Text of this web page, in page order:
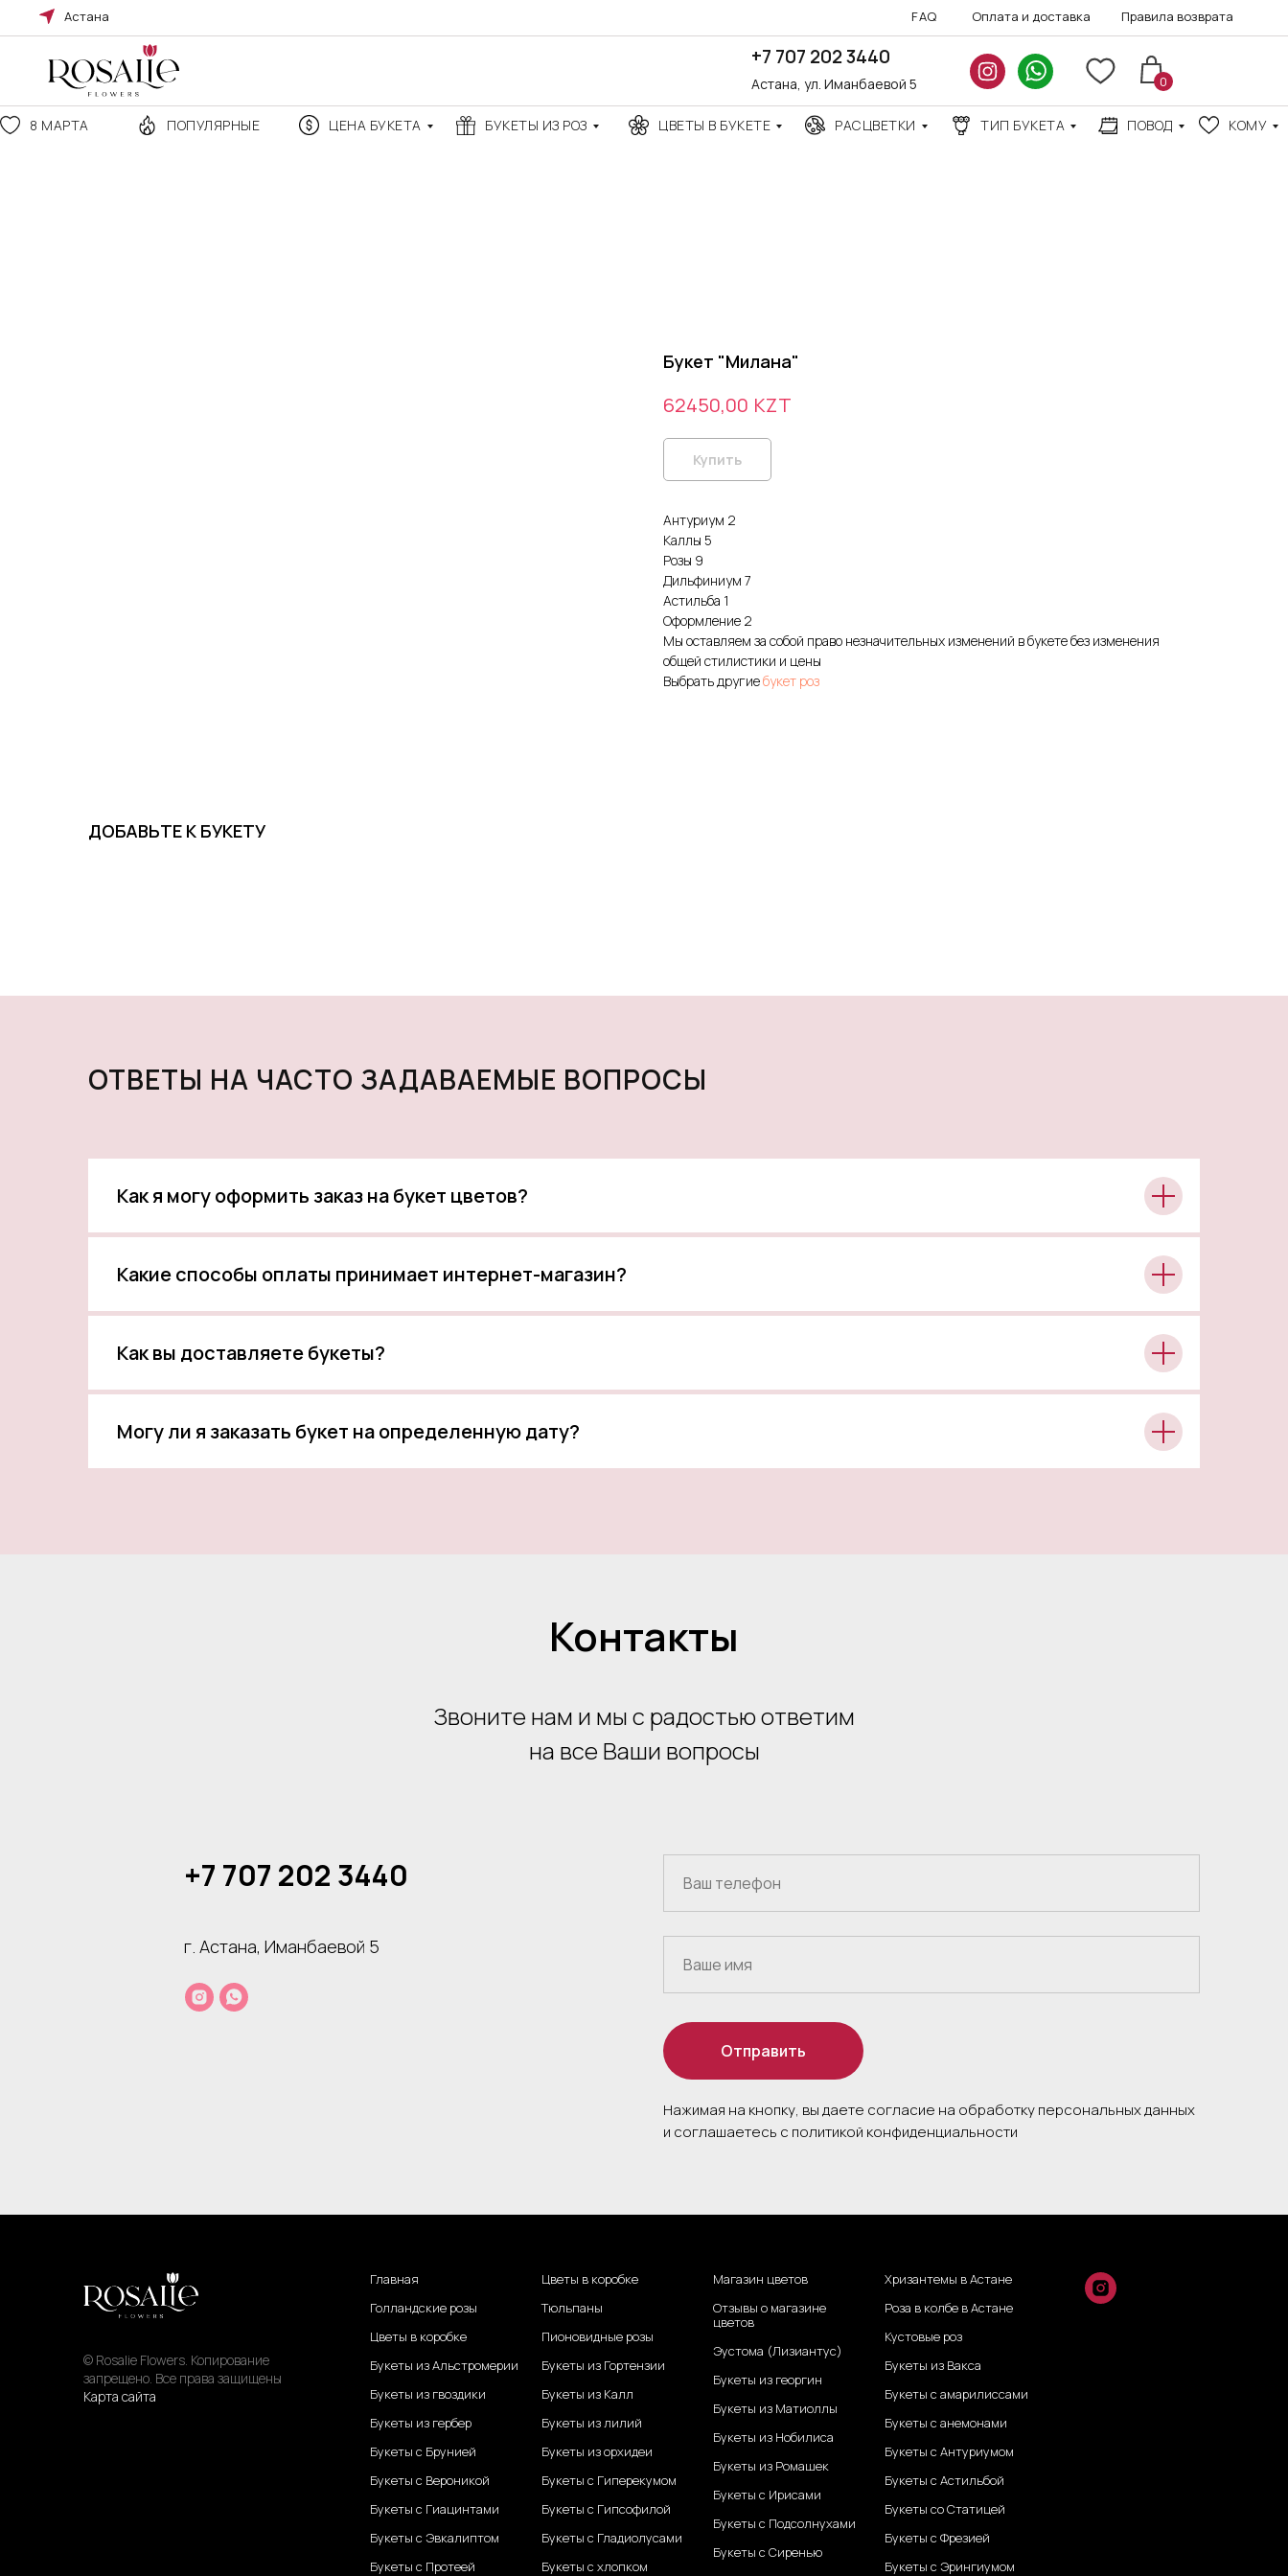
+7 707 202 3440
8 МАРТА ПОПУЛЯРНЫЕ ЦЕНА БУКЕТА ПОВОД КОМУ
БУКЕТЫ ИЗ РОЗ
0
Астана, ул. Иманбаевой 5
ЦВЕТЫ В БУКЕТЕ ТИП БУКЕТА
Астана FAQ Оплата и доставка Правила возврата
РАСЦВЕТКИ
Букет "Милана"
62450,00 KZT
Купить
Антуриум 2
Каллы 5
Розы 9
Дильфиниум 7
Астильба 1
Оформление 2
Мы оставляем за собой право незначительных изменений в букете без изменения
общей стилистики и цены
Выбрать другиебукет роз
ДОБАВЬТЕ К БУКЕТУ
ОТВЕТЫ НА ЧАСТО ЗАДАВАЕМЫЕ ВОПРОСЫ
Как я могу оформить заказ на букет цветов?
Какие способы оплаты принимает интернет-магазин?
Как вы доставляете букеты?
Могу ли я заказать букет на определенную дату?
Контакты
Звоните нам и мы с радостью ответим
на все Ваши вопросы
+7 707 202 3440
г. Астана, Иманбаевой 5
Отправить
Нажимая на кнопку, вы даете согласие на обработку персональных данных
и соглашаетесь c политикой конфиденциальности
© Rosalie Flowers. Копирование
запрещено. Все права защищены
Карта сайта
Главная
Голландские розы
Цветы в коробке
Букеты из Альстромерии
Букеты из гвоздики
Букеты из гербер
Букеты с Брунией
Букеты с Вероникой
Букеты с Гиацинтами
Букеты с Эвкалиптом
Букеты с Протеей
Цветы в коробке
Тюльпаны
Пионовидные розы
Букеты из Гортензии
Букеты из Калл
Букеты из лилий
Букеты из орхидеи
Букеты с Гиперекумом
Букеты с Гипсофилой
Букеты с Гладиолусами
Букеты с хлопком
Магазин цветов
Отзывы о магазине
цветов
Эустома (Лизиантус)
Букеты из георгин
Букеты из Матиоллы
Букеты из Нобилиса
Букеты из Ромашек
Букеты с Ирисами
Букеты с Подсолнухами
Букеты с Сиренью
Хризантемы в Астане
Роза в колбе в Астане
Кустовые роз
Букеты из Вакса
Букеты с амарилиссами
Букеты с анемонами
Букеты с Антуриумом
Букеты с Астильбой
Букеты со Статицей
Букеты с Фрезией
Букеты с Эрингиумом